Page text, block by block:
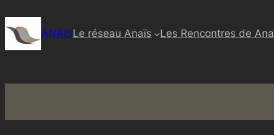
au
contenu
ANAISLe réseau Anaïs Les Rencontres de